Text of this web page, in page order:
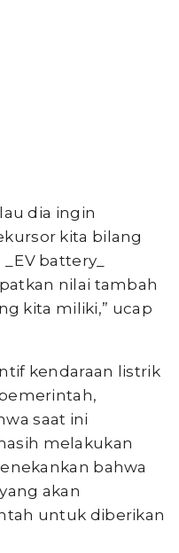
dia ingin
kita bilang
battery_
nilai tambah
kita miliki,” ucap
kendaraan listrik
saat ini
melakukan
bahwa
akan
untuk diberikan